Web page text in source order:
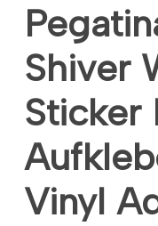
Shiver
Sticker
Vinyl